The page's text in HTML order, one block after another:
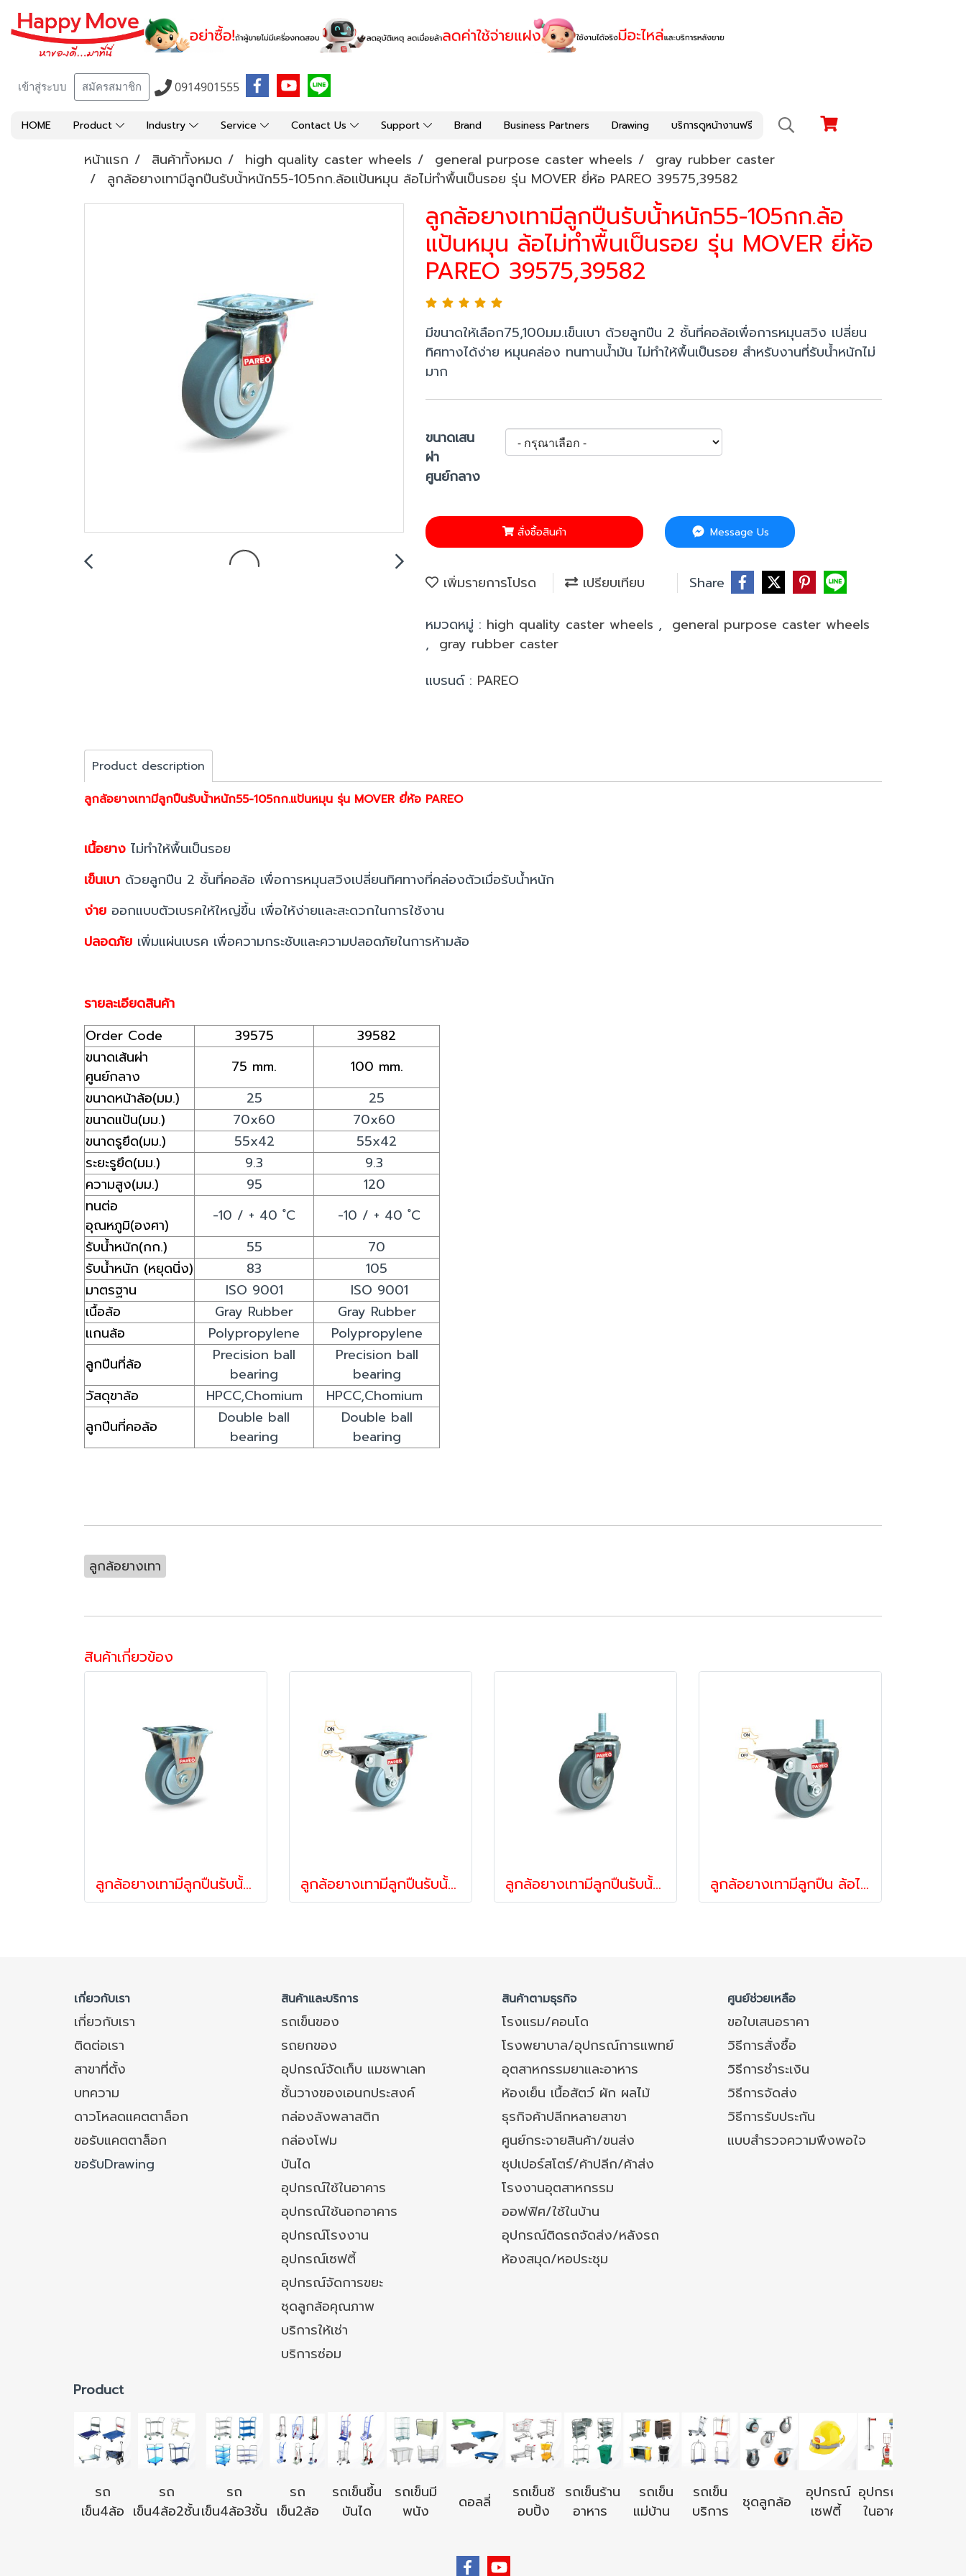
เข้าสู่ระบบ สมัครสมาชิก 0914901555
HOME Product Industry Service Contact Us Support Brand Business Partners Drawing บริการดูหน้างานฟรี
หน้าแรก สินค้าทั้งหมด high quality caster wheels general purpose caster wheels
gray rubber caster
ลูกล้อยางเทามีลูกปืนรับน้้าหนัก55-105กก.ล้อแป้นหมุน ล้อไม่ทำพื้นเป็นรอย รุ่น MOVER ยี่ห้อ PAREO 39575,39582
ลูกล้อยางเทามีลูกปืนรับน้้าหนัก55-105กก.ล้อ
แป้นหมุน ล้อไม่ทำพื้นเป็นรอย รุ่น MOVER ยี่ห้อ
PAREO 39575,39582
มีขนาดให้เลือก75,100มม.เข็นเบา ด้วยลูกปืน 2 ชั้นที่คอล้อเพื่อการหมุนสวิง เปลี่ยน
ทิศทางได้ง่าย หมุนคล่อง ทนทานน้ำมัน ไม่ทำให้พื้นเป็นรอย สำหรับงานที่รับน้ำหนักไม่
มาก
ขนาดเสน
ผ่า
ศูนย์กลาง
สั่งซื้อสินค้า Message Us
เพิ่มรายการโปรด เปรียบเทียบ Share
หมวดหมู่ : high quality caster wheels , general purpose caster wheels
, gray rubber caster
แบรนด์ : PAREO
Product description
ลูกล้อยางเทามีลูกปืนรับน้้าหนัก55-105กก.แป้นหมุน รุ่น MOVER ยี่ห้อ PAREO
เนื้อยาง ไม่ทำให้พื้นเป็นรอย
เข็นเบา ด้วยลูกปืน 2 ชั้นที่คอล้อ เพื่อการหมุนสวิงเปลี่ยนทิศทางที่คล่องตัวเมื่อรับน้ำหนัก
ง่าย ออกแบบตัวเบรคให้ใหญ่ขึ้น เพื่อให้ง่ายและสะดวกในการใช้งาน
ปลอดภัย เพิ่มแผ่นเบรค เพื่อความกระชับและความปลอดภัยในการห้ามล้อ
รายละเอียดสินค้า
Order Code
39575
39582
ขนาดเส้นผ่า
ศูนย์กลาง
75 mm.
100 mm.
ขนาดหน้าล้อ(มม.)
25
25
ขนาดแป้น(มม.)
70x60
70x60
ขนาดรูยึด(มม.)
55x42
55x42
ระยะรูยึด(มม.)
9.3
9.3
ความสูง(มม.)
95
120
ทนต่อ
อุณหภูมิ(องศา)
-10 / + 40 ํC
-10 / + 40 ํC
รับน้ำหนัก(กก.)
55
70
รับน้ำหนัก (หยุดนิ่ง)
83
105
มาตรฐาน
ISO 9001
ISO 9001
เนื้อล้อ
Gray Rubber
Gray Rubber
แกนล้อ
Polypropylene
Polypropylene
ลูกปืนที่ล้อ
Precision ball
bearing
Precision ball
bearing
วัสดุขาล้อ
HPCC,Chomium
HPCC,Chomium
ลูกปืนที่คอล้อ
Double ball
bearing
Double ball
bearing
ลูกล้อยางเทา
สินค้าเกี่ยวข้อง
ลูกล้อยางเทามีลูกปืนรับน้้าหนัก55-105กก.ล้อแป้นตาย ล้อไม่ทำพื้นเป็นรอย รุ่น MOVER ยี่ห้อ PAREO 39605,39612 ลูกล้อยางเทามีลูกปืนรับน้้าหนัก55-105กก.ล้อแป้นเบรก ล้อไม่ทำพื้นเป็นรอย รุ่น MOVER ยี่ห้อ PAREO 39636,39643 ลูกล้อยางเทามีลูกปืนรับน้้าหนัก55-105กก.ล้อสกรูหมุน ล้อไม่ทำพื้นเป็นรอย รุ่น MOVER ยี่ห้อ PAREO 39667,39674 ลูกล้อยางเทามีลูกปืน ล้อไม่ทำพื้นเป็นรอย รับน้้าหนัก55-105กก.ล้อสกรูเบรก ล้อไม่ทำพื้นเป็นรอย รุ่น MOVER ยี่ห้อ PAREO 39698,39704
เกี่ยวกับเรา สินค้าและบริการ สินค้าตามธุรกิจ ศูนย์ช่วยเหลือ
เกี่ยวกับเรา รถเข็นของ โรงแรม/คอนโด
ขอใบเสนอราคา
ติดต่อเรา
รถยกของ โรงพยาบาล/อุปกรณ์การแพทย์
วิธีการสั่งซื้อ
สาขาที่ตั้ง
อุปกรณ์จัดเก็บ แมชพาเลท อุตสาหกรรมยาและอาหาร
วิธีการชำระเงิน
บทความ
ชั้นวางของเอนกประสงค์ ห้องเย็น เนื้อสัตว์ ผัก ผลไม้
วิธีการจัดส่ง
ดาวโหลดแคตตาล็อก
กล่องลังพลาสติก ธุรกิจค้าปลีกหลายสาขา
วิธีการรับประกัน
ขอรับแคตตาล็อก
กล่องโฟม ศูนย์กระจายสินค้า/ขนส่ง
แบบสำรวจความพึงพอใจ
ขอรับDrawing
บันได
ซุปเปอร์สโตร์/ค้าปลีก/ค้าส่ง
อุปกรณ์ใช้ในอาคาร
โรงงานอุตสาหกรรม
อุปกรณ์ใช้นอกอาคาร
ออฟฟิศ/ใช้ในบ้าน
อุปกรณ์โรงงาน
อุปกรณ์ติดรถจัดส่ง/หลังรถ
อุปกรณ์เซฟตี้
ห้องสมุด/หอประชุม
อุปกรณ์จัดการขยะ
ชุดลูกล้อคุณภาพ
บริการให้เช่า
บริการซ่อม
Product
รถ
เข็น4ล้อ
รถ
เข็น4ล้อ2ชั้น
รถ
เข็น4ล้อ3ชั้น
รถ
เข็น2ล้อ
รถเข็นขึ้น
บันได
รถเข็นมี
พนัง
ดอลลี่
รถเข็นช้
อบปิ้ง
รถเข็นร้าน
อาหาร
รถเข็น
แม่บ้าน
รถเข็น
บริการ
ชุดลูกล้อ
อุปกรณ์
เซฟตี้
อุปกรณ์ใช้
ในอาคาร